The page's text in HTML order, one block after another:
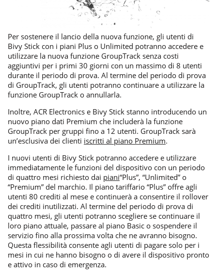
Per sostenere il lancio della nuova funzione, gli utenti di
Bivy Stick con i piani Plus o Unlimited potranno accedere e
utilizzare la nuova funzione GroupTrack senza costi
aggiuntivi per i primi 30 giorni con un massimo di 8 utenti
durante il periodo di prova. Al termine del periodo di prova
di GroupTrack, gli utenti potranno continuare a utilizzare la
funzione GroupTrack o annullarla.
Inoltre, ACR Electronics e Bivy Stick stanno introducendo un
nuovo piano dati Premium che includerà la funzione
GroupTrack per gruppi fino a 12 utenti. GroupTrack sarà
un’esclusiva dei clienti iscritti al piano Premium.
I nuovi utenti di Bivy Stick potranno accedere e utilizzare
immediatamente le funzioni del dispositivo con un periodo
di quattro mesi richiesto dai piani“Plus”, “Unlimited” o
“Premium” del marchio. Il piano tariffario “Plus” offre agli
utenti 80 crediti al mese e continuerà a consentire il rollover
dei crediti inutilizzati. Al termine del periodo di prova di
quattro mesi, gli utenti potranno scegliere se continuare il
loro piano attuale, passare al piano Basic o sospendere il
servizio fino alla prossima volta che ne avranno bisogno.
Questa flessibilità consente agli utenti di pagare solo per i
mesi in cui ne hanno bisogno o di avere il dispositivo pronto
e attivo in caso di emergenza.